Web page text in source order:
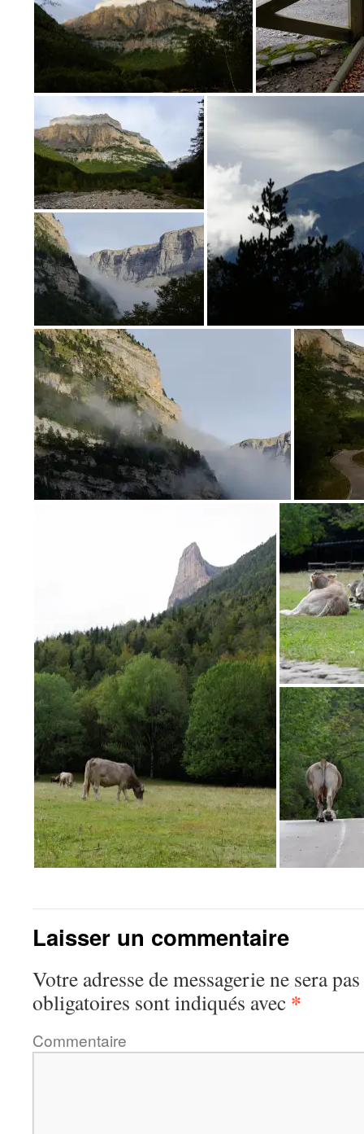
Laisser un commentaire
Votre adresse de messagerie ne sera
obligatoires sont indiqués avec *
Commentaire